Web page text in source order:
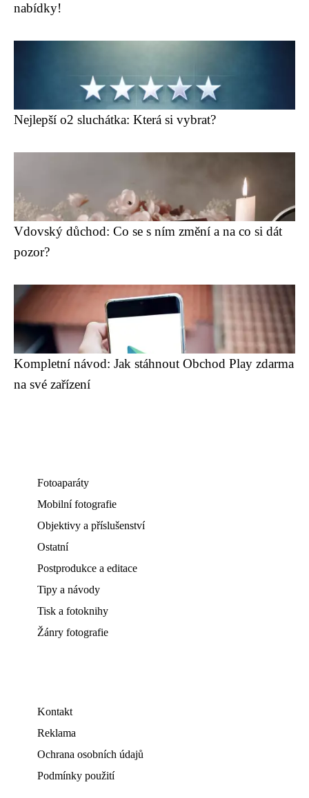
nabídky!
Nejlepší o2 sluchátka: Která si vybrat?
Vdovský důchod: Co se s ním změní a na co si dát
pozor?
Kompletní návod: Jak stáhnout Obchod Play zdarma
na své zařízení
Fotoaparáty
Mobilní fotografie
Objektivy a příslušenství
Ostatní
Postprodukce a editace
Tipy a návody
Tisk a fotoknihy
Žánry fotografie
Kontakt
Reklama
Ochrana osobních údajů
Podmínky použití